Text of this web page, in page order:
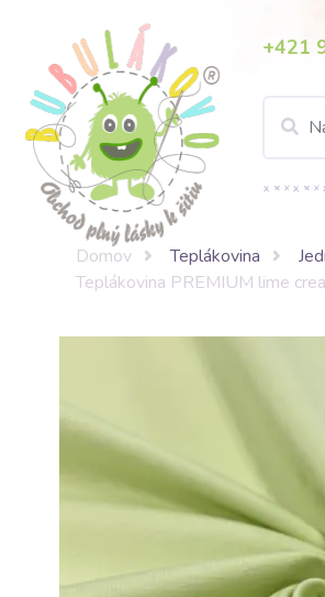
+421
Domov Teplákovina
Teplákovina PREMIUM lime